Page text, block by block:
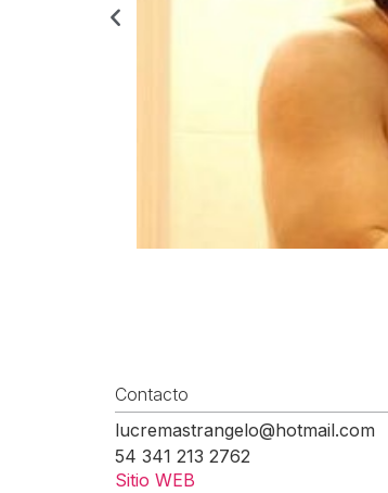
Contacto
lucremastrangelo@hotmail.com
54 341 213 2762
Sitio WEB